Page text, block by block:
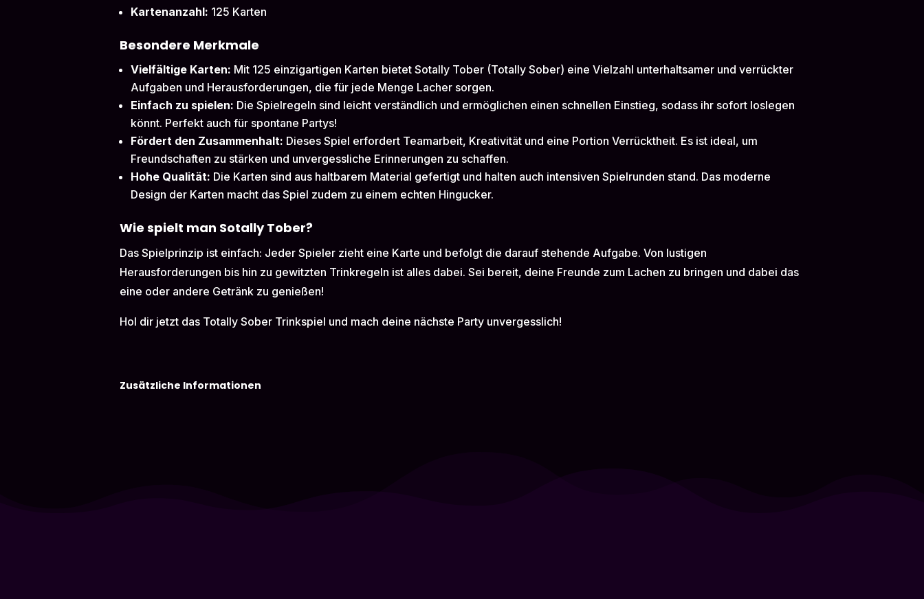
Kartenanzahl: 125 Karten
Besondere Merkmale
Vielfältige Karten: Mit 125 einzigartigen Karten bietet Sotally Tober (Totally Sober) eine Vielzahl unterhaltsamer und verrückter
Aufgaben und Herausforderungen, die für jede Menge Lacher sorgen.
Einfach zu spielen: Die Spielregeln sind leicht verständlich und ermöglichen einen schnellen Einstieg, sodass ihr sofort loslegen
könnt. Perfekt auch für spontane Partys!
Fördert den Zusammenhalt: Dieses Spiel erfordert Teamarbeit, Kreativität und eine Portion Verrücktheit. Es ist ideal, um
Freundschaften zu stärken und unvergessliche Erinnerungen zu schaffen.
Hohe Qualität: Die Karten sind aus haltbarem Material gefertigt und halten auch intensiven Spielrunden stand. Das moderne
Design der Karten macht das Spiel zudem zu einem echten Hingucker.
Wie spielt man Sotally Tober?
Das Spielprinzip ist einfach: Jeder Spieler zieht eine Karte und befolgt die darauf stehende Aufgabe. Von lustigen
Herausforderungen bis hin zu gewitzten Trinkregeln ist alles dabei. Sei bereit, deine Freunde zum Lachen zu bringen und dabei das
eine oder andere Getränk zu genießen!
Hol dir jetzt das Totally Sober Trinkspiel und mach deine nächste Party unvergesslich!
Zusätzliche Informationen